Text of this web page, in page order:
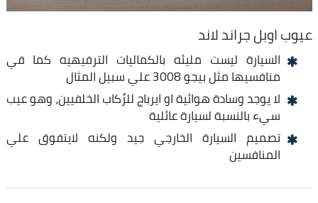
عيوب اوبل جراند لاند
السيارة ليست مليئه بالكماليات الترفيهيه كما في
منافسيها مثل بيجو 3008 علي سبيل المثال
لا يوجد وسادة هوائية او ايرباج للرُكاب الخلفيين، وهو عيب
سيء بالنسبة لسيارة عائلية
تصميم السيارة الخارجي جيد ولكنه لايتفوق علي
المنافسين